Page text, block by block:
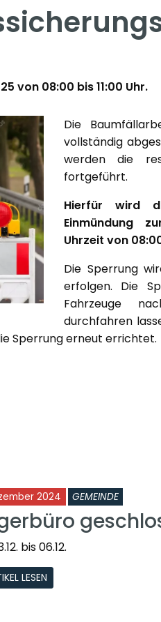
von 08:00 bis 11:00 Uhr.
Die
vollständig
werden die
fortgeführt.
Hierfür wird
Einmündung
Uhrzeit von
Die Sperrung
erfolgen. Die
Fahrzeuge
durchfahren
Sperrung erneut errichtet.
2024 GEMEINDE
bis 06.12.
LESEN